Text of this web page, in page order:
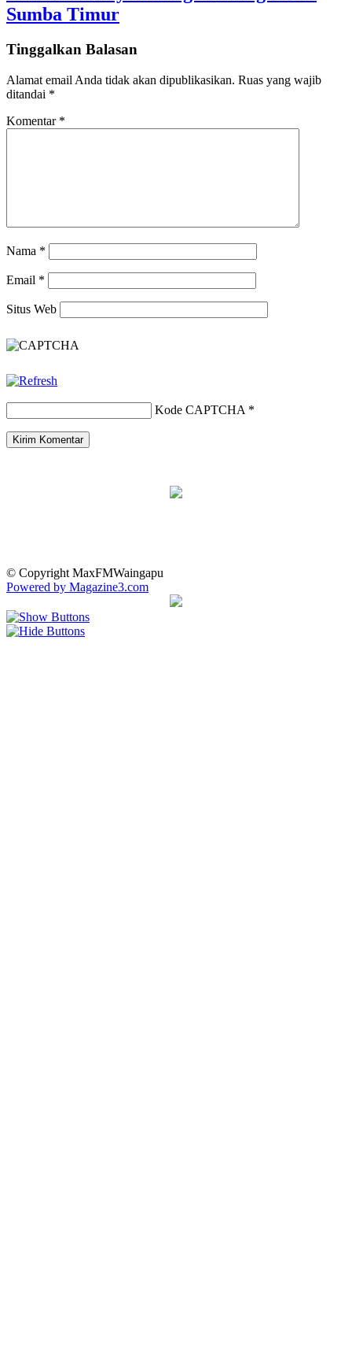
Sumba Timur
Tinggalkan Balasan
Alamat email Anda tidak akan dipublikasikan. Ruas yang wajib
ditandai *
Komentar *
Nama *
Email *
Situs Web
Kode CAPTCHA *
© Copyright MaxFMWaingapu
Powered by Magazine3.com